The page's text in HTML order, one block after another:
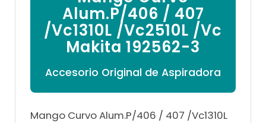
Alum.P/406 / 407
/Vc1310L /Vc2510L /Vc
Makita 192562-3
Accesorio Original de Aspiradora
Mango Curvo Alum.P/406 / 407 /Vc1310L